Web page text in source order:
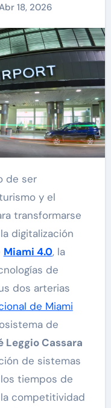
18, 2026
y el
transformarse
digitalización
Miami 4.0, la
de
dos arterias
de Miami
de
Leggio Cassara
de sistemas
tiempos de
competitividad